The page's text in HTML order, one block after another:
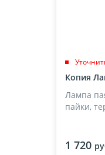
Копия
Лампа
пайки,
1 720